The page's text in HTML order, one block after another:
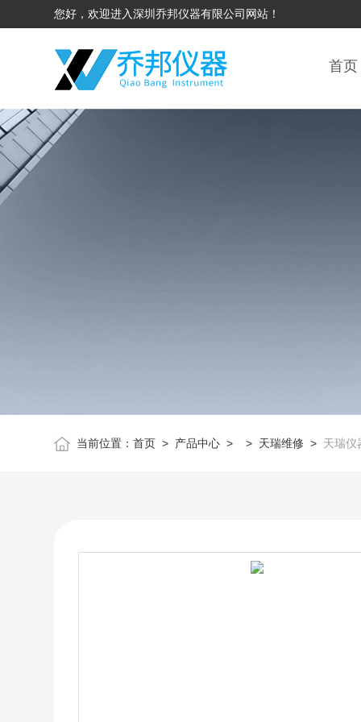
您好，欢迎进入深圳乔邦仪器有限公司网站！
首页
当前位置：首页 > 产品中心 > > 天瑞维修 > 天瑞仪